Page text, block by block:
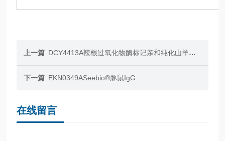
上一篇 DCY4413A辣根过氧化物酶标记亲和纯化山羊抗小鼠IgG
下一篇 EKN0349ASeebio®豚鼠IgG
在线留言